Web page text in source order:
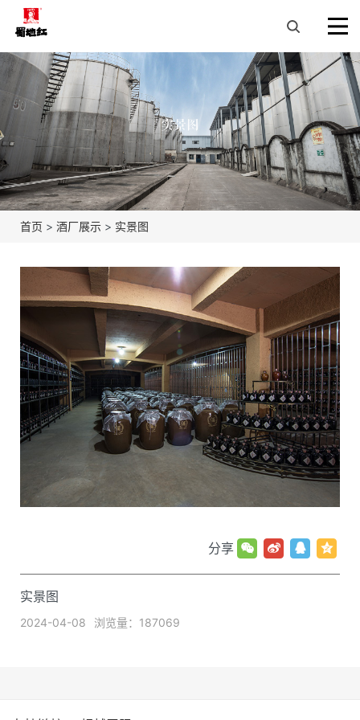
实景图
首页 > 酒厂展示 > 实景图
分享
实景图
2024-04-08 浏览量：187069